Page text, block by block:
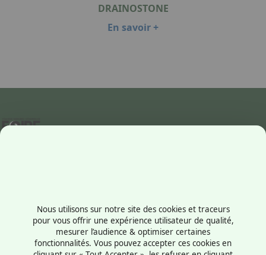
DRAINOSTONE
En savoir +
of
1 rue du Président Robert Schuman
45100 - Orléans
France
Nous utilisons sur notre site des cookies et traceurs
pour vous offrir une expérience utilisateur de qualité,
mesurer l’audience & optimiser certaines
fonctionnalités. Vous pouvez accepter ces cookies en